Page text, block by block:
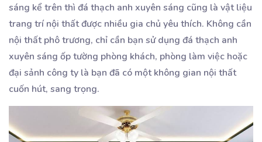
sáng kể trên thì đá thạch anh xuyên sáng cũng là vật liệu
trang trí nội thất được nhiều gia chủ yêu thích. Không cần
nội thất phô trương, chỉ cần bạn sử dụng đá thạch anh
xuyên sáng ốp tường phòng khách, phòng làm việc hoặc
đại sảnh công ty là bạn đã có một không gian nội thất
cuốn hút, sang trọng.